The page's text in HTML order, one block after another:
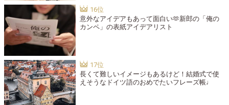
意外なアイデアもあって面白い🫶新郎の「俺の
カンペ」の表紙アイデアリスト
長くて難しいイメージもあるけど！結婚式で使
えそうなドイツ語のおめでたいフレーズ帳♩